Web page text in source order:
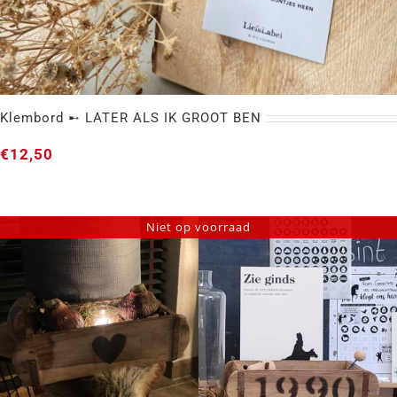
Klembord ➸ LATER ALS IK GROOT BEN
Klembord ➸ LATER ALS IK GROOT BEN
€12,50
Niet op voorraad